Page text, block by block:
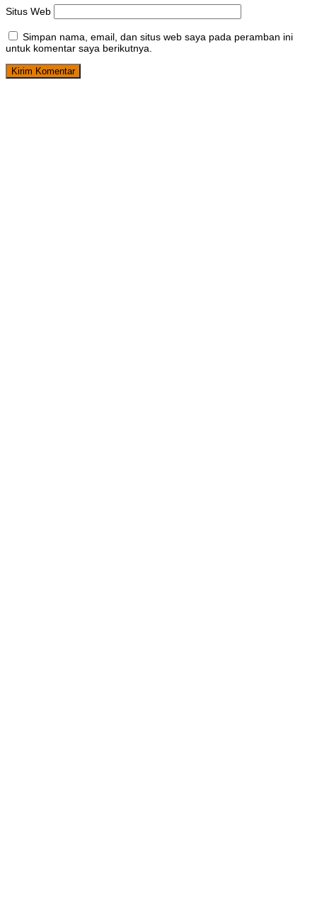
Situs Web
Simpan nama, email, dan situs web saya pada peramban ini
untuk komentar saya berikutnya.